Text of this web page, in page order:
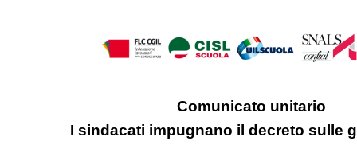
Comunicato unitario
I sindacati impugnano il decreto sulle